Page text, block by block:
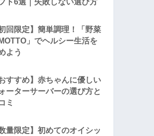
ト6選｜失敗しない選び方
初回限定】簡単調理！「野菜
」でヘルシー生活を
よう
おすすめ】赤ちゃんに優しい
ーターサーバーの選び方と
ミ
数量限定】初めてのオイシッ